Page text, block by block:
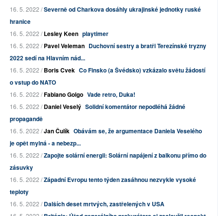
16. 5. 2022 /Severně od Charkova dosáhly ukrajinské jednotky ruské
hranice
16. 5. 2022 /Lesley Keen playtimer
16. 5. 2022 /Pavel Veleman Duchovní sestry a bratři Terezínské tryzny
2022 sedí na Hlavním nád...
16. 5. 2022 /Boris Cvek Co Finsko (a Švédsko) vzkázalo světu žádostí
o vstup do NATO
16. 5. 2022 /Fabiano Golgo Vade retro, Duka!
16. 5. 2022 /Daniel Veselý Solidní komentátor nepodléhá žádné
propagandě
16. 5. 2022 /Jan Čulík Obávám se, že argumentace Daniela Veselého
je opět mylná - a nebezp...
16. 5. 2022 /Zapojte solární energii: Solární napájení z balkonu přímo do
zásuvky
16. 5. 2022 /Západní Evropu tento týden zasáhnou nezvykle vysoké
teploty
16. 5. 2022 /Dalších deset mrtvých, zastřelených v USA